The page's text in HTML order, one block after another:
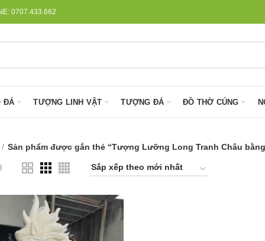
0707.433.662
ĐÁ TƯỢNG LINH VẬT TƯỢNG ĐÁ ĐỒ THỜ CÚNG
Sản phẩm được gắn thẻ “Tượng Lưỡng Long Tranh Châu